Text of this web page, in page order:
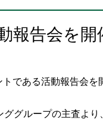
報告会を
である活動報告会
グループの主査よ